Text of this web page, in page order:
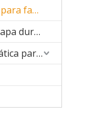
Máquina automática para fabricar cajas rígidas
Posicionamiento de tapa dura y caja rígida
Máquina semiautomática para fabricar cajas rígidas